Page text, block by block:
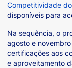
Competitividade
disponíveis para
Na sequência, o
agosto e
certificações aos
e aproveitamento